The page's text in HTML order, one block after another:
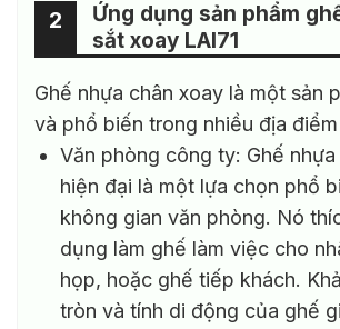
Ứng dụng sản phẩm
sắt xoay LAI71
2
Ghế nhựa chân xoay là một sản
và phổ biến trong nhiều địa
Văn phòng công ty: Ghế
hiện đại là một lựa chọn phổ
không gian văn phòng. Nó
dụng làm ghế làm việc cho
họp, hoặc ghế tiếp khách.
tròn và tính di động của ghế